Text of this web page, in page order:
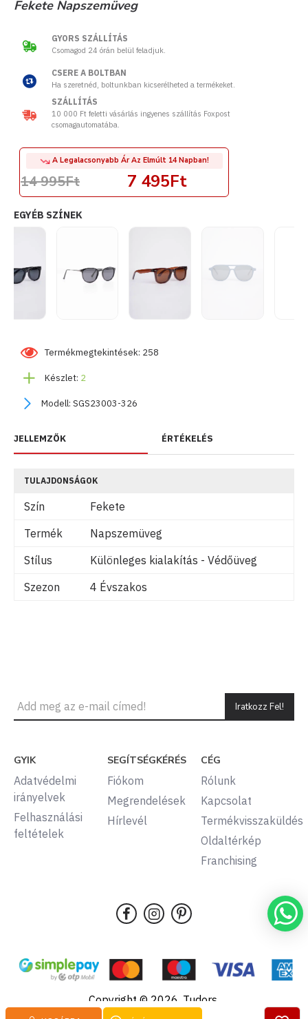
Fekete Napszemüveg
Készlet: 2
Modell: SGS23003-326
Termékmegtekintések: 258
7 495Ft
A Legalacsonyabb Ár Az Elmúlt 14 Napban!
14 995Ft
EGYÉB SZÍNEK
GYORS SZÁLLÍTÁS
Csomagod 24 órán belül feladjuk.
CSERE A BOLTBAN
Ha szeretnéd, boltunkban kicserélheted a termékeket.
SZÁLLÍTÁS
10 000 Ft feletti vásárlás ingyenes szállítás Foxpost
csomagautomatába.
JELLEMZŐK ÉRTÉKELÉS
TULAJDONSÁGOK
Szín
Fekete
Termék
Napszemüveg
Stílus
Különleges kialakítás - Védőüveg
Szezon
4 Évszakos
Iratkozz Fel!
GYIK
Adatvédelmi
irányelvek
Felhasználási
feltételek
SEGÍTSÉGKÉRÉS
Fiókom
Megrendelések
Hírlevél
CÉG
Rólunk
Kapcsolat
Termékvisszaküldés
Oldaltérkép
Franchising
Copyright © 2026, Tudors,
Minden jog fenntartva.